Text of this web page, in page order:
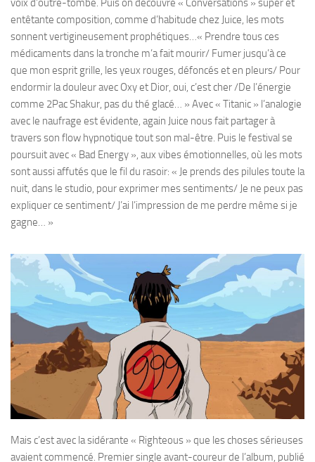
voix d’outre-tombe. Puis on découvre « Conversations » super et
entêtante composition, comme d’habitude chez Juice, les mots
sonnent vertigineusement prophétiques…« Prendre tous ces
médicaments dans la tronche m’a fait mourir/ Fumer jusqu’à ce
que mon esprit grille, les yeux rouges, défoncés et en pleurs/ Pour
endormir la douleur avec Oxy et Dior, oui, c’est cher /De l’énergie
comme 2Pac Shakur, pas du thé glacé… » Avec « Titanic » l’analogie
avec le naufrage est évidente, again Juice nous fait partager à
travers son flow hypnotique tout son mal-être. Puis le festival se
poursuit avec « Bad Energy », aux vibes émotionnelles, où les mots
sont aussi affutés que le fil du rasoir: « Je prends des pilules toute la
nuit, dans le studio, pour exprimer mes sentiments/ Je ne peux pas
expliquer ce sentiment/ J’ai l’impression de me perdre même si je
gagne… »
Mais c’est avec la sidérante « Righteous » que les choses sérieuses
avaient commencé. Premier single avant-coureur de l’album, publié